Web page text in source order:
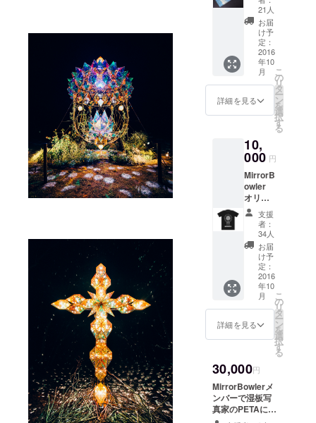
Elephant、
チャットモ
ンチー、エ
レファント
カシマシ他
ジャケット
一時は天狗
となり失敗
を重ねる。
2000年、脳
天に劇的な
メッセージ
を受信し
て、ミラー
使った作品
を作り始る
も経済的に
どん底にな
り会社をた
と生計を立
て直し、
2011年、天
下の回りも
(PRINT)
21人
お届
け予
定：
2016
年10
月
詳細を見る
こ
の
リ
タ
ー
ン
を
選
択
す
る
10,
000 円
MirrorB
owler
オリジ
ナル
TEE
シャツ
size / S,
M, L
支援
者：
34人
お届
け予
定：
2016
年10
月
詳細を見る
こ
の
リ
タ
ー
ン
を
選
択
す
る
30,000円
MirrorBowlerメ
ンバーで湿板写
真家のPETAによ